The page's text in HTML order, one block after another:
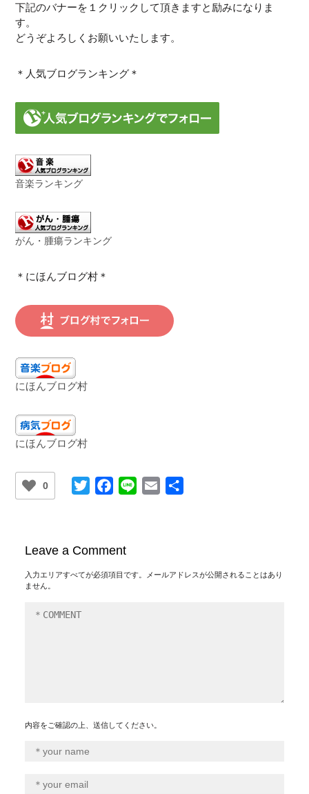
下記のバナーを１クリックして頂きますと励みになりま
す。
どうぞよろしくお願いいたします。
＊人気ブログランキング＊
音楽ランキング
がん・腫瘍ランキング
＊にほんブログ村＊
にほんブログ村
にほんブログ村
0 TwitterFacebook
Line Email
Leave a Comment
入力エリアすべてが必須項目です。メールアドレスが公開されることはあり
ません。
内容をご確認の上、送信してください。